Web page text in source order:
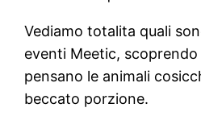
Vediamo totalita quali
eventi Meetic,
pensano le animali
beccato porzione.